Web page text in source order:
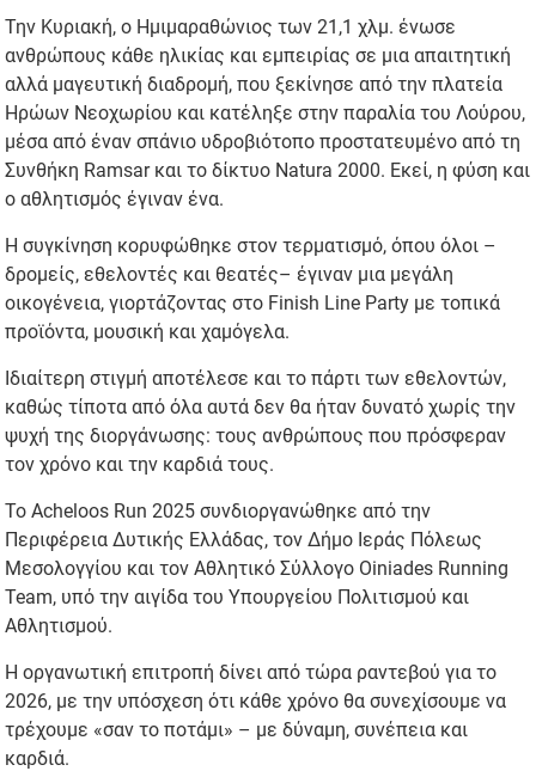
Την Κυριακή, ο Ημιμαραθώνιος των 21,1 χλμ. ένωσε
ανθρώπους κάθε ηλικίας και εμπειρίας σε μια απαιτητική
αλλά μαγευτική διαδρομή, που ξεκίνησε από την πλατεία
Ηρώων Νεοχωρίου και κατέληξε στην παραλία του Λούρου,
μέσα από έναν σπάνιο υδροβιότοπο προστατευμένο από τη
Συνθήκη Ramsar και το δίκτυο Natura 2000. Εκεί, η φύση και
ο αθλητισμός έγιναν ένα.
Η συγκίνηση κορυφώθηκε στον τερματισμό, όπου όλοι –
δρομείς, εθελοντές και θεατές– έγιναν μια μεγάλη
οικογένεια, γιορτάζοντας στο Finish Line Party με τοπικά
προϊόντα, μουσική και χαμόγελα.
Ιδιαίτερη στιγμή αποτέλεσε και το πάρτι των εθελοντών,
καθώς τίποτα από όλα αυτά δεν θα ήταν δυνατό χωρίς την
ψυχή της διοργάνωσης: τους ανθρώπους που πρόσφεραν
τον χρόνο και την καρδιά τους.
Το Acheloos Run 2025 συνδιοργανώθηκε από την
Περιφέρεια Δυτικής Ελλάδας, τον Δήμο Ιεράς Πόλεως
Μεσολογγίου και τον Αθλητικό Σύλλογο Oiniades Running
Team, υπό την αιγίδα του Υπουργείου Πολιτισμού και
Αθλητισμού.
Η οργανωτική επιτροπή δίνει από τώρα ραντεβού για το
2026, με την υπόσχεση ότι κάθε χρόνο θα συνεχίσουμε να
τρέχουμε «σαν το ποτάμι» – με δύναμη, συνέπεια και
καρδιά.